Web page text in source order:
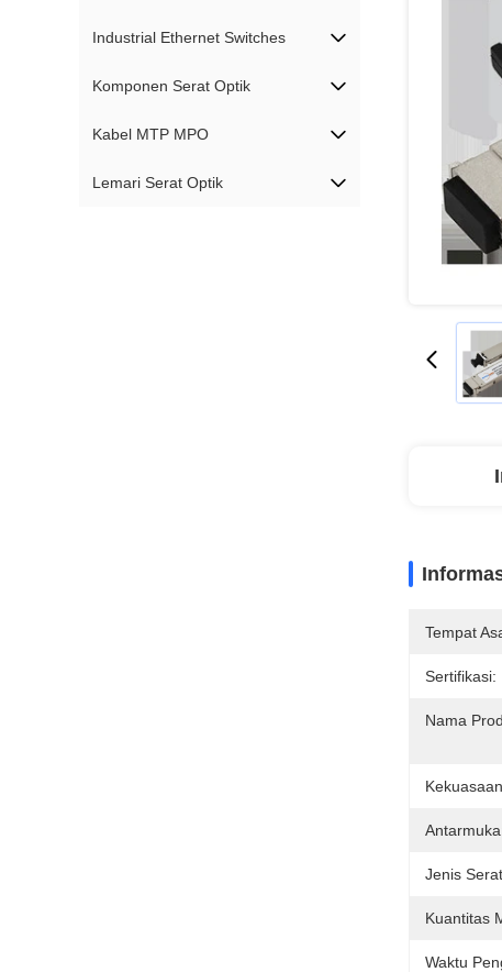
Industrial Ethernet Switches
Komponen Serat Optik
Kabel MTP MPO
Lemari Serat Optik
Tempat
Sertifikasi:
Nama
Jenis
Kuantitas
Waktu